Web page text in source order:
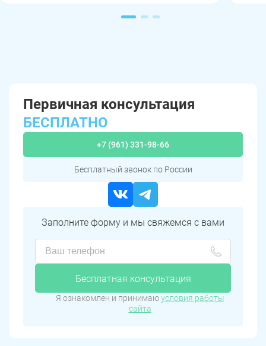
Первичная консультация
БЕСПЛАТНО
+7 (961) 331-98-66
Бесплатный звонок по России
Заполните форму и мы свяжемся с вами
Бесплатная консультация
Я ознакомлен и принимаюусловия работы
сайта